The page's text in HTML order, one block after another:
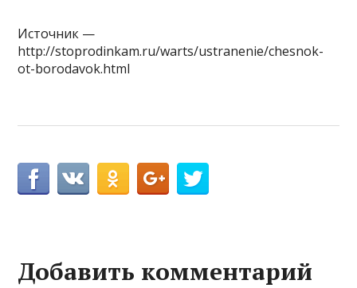
Источник —
http://stoprodinkam.ru/warts/ustranenie/chesnok-
ot-borodavok.html
Добавить комментарий